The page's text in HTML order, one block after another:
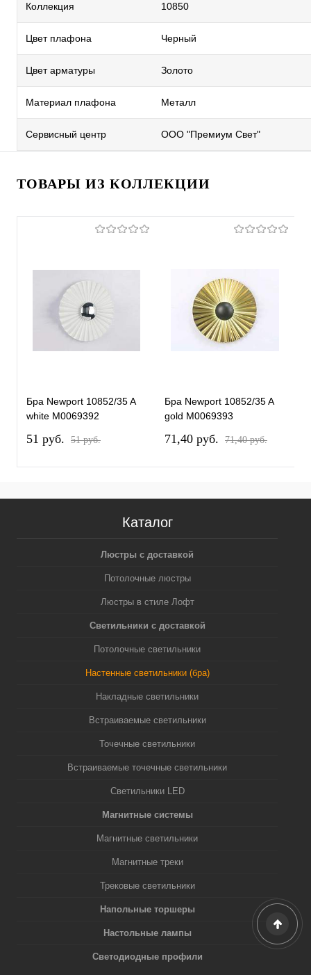
Коллекция 10850
Цвет плафона Черный
Цвет арматуры Золото
Материал плафона Металл
Сервисный центр ООО "Премиум Свет"
ТОВАРЫ ИЗ КОЛЛЕКЦИИ
Бра Newport 10852/35 A
white М0069392
51 pуб. 51 pуб.
Бра Newport 10852/35 A
gold М0069393
71,40 pуб. 71,40 pуб.
Каталог
Люстры с доставкой
Потолочные люстры
Люстры в стиле Лофт
Светильники с доставкой
Потолочные светильники
Настенные светильники (бра)
Накладные светильники
Встраиваемые светильники
Точечные светильники
Встраиваемые точечные светильники
Светильники LED
Магнитные системы
Магнитные светильники
Магнитные треки
Трековые светильники
Напольные торшеры
Настольные лампы
Светодиодные профили